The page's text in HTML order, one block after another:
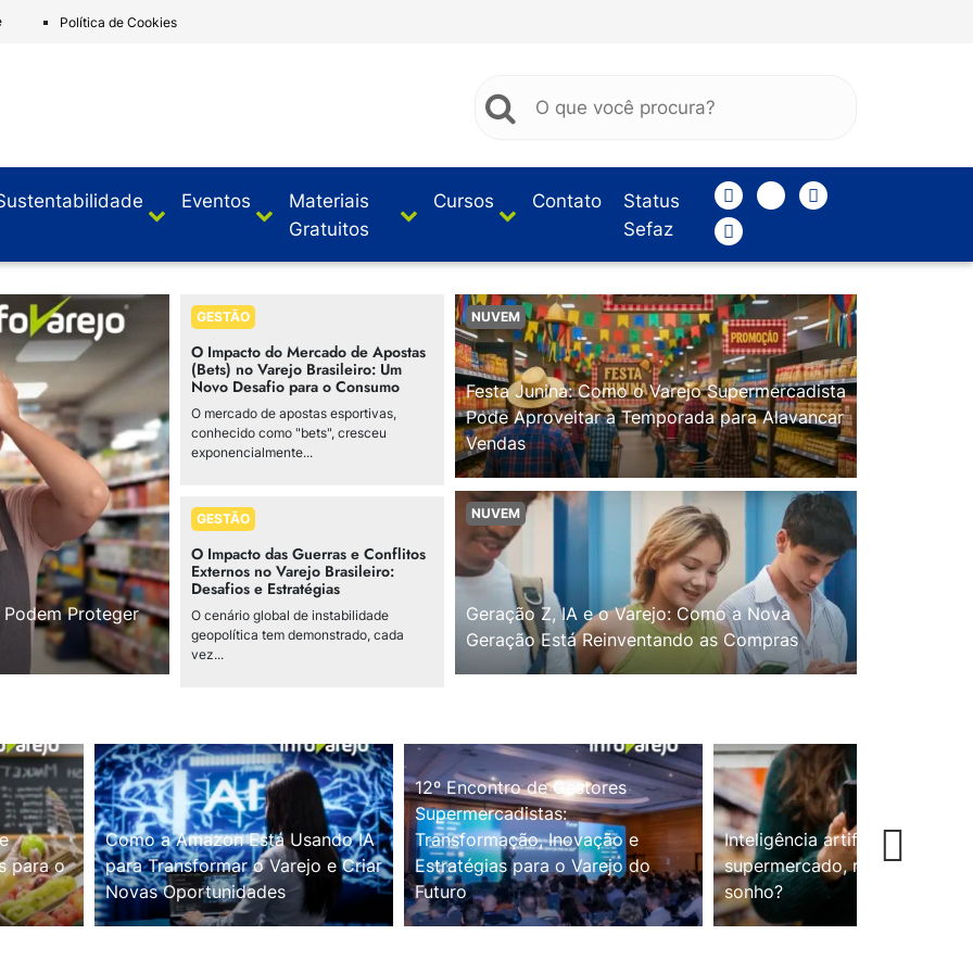
Política de Cookies
Eventos
Materiais
Gratuitos
Cursos Contato
Status
Sefaz
Proteger
GESTÃO
O Impacto do Mercado de Apostas
(Bets) no Varejo Brasileiro: Um
Novo Desafio para o Consumo
O mercado de apostas esportivas,
conhecido como "bets", cresceu
exponencialmente...
GESTÃO
O Impacto das Guerras e Conflitos
Externos no Varejo Brasileiro:
Desafios e Estratégias
O cenário global de instabilidade
geopolítica tem demonstrado, cada
vez...
NUVEM
Festa Junina: Como o Varejo Supermercadista
Pode Aproveitar a Temporada para Alavancar
Vendas
NUVEM
Geração Z, IA e o Varejo: Como a Nova
Geração Está Reinventando as Compras
para o
Como a Amazon Está Usando IA
para Transformar o Varejo e Criar
Novas Oportunidades
12º Encontro de Gestores
Supermercadistas:
Transformação, Inovação e
Estratégias para o Varejo do
Futuro
Inteligência artificial no
supermercado, realidade ou
sonho?